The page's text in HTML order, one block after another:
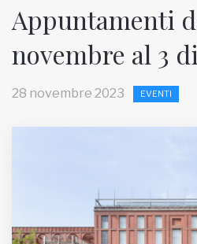
HOME
Iscriviti alla newsletter
Appuntamenti
novembre al 3
28 novembre 2023 EVENTI